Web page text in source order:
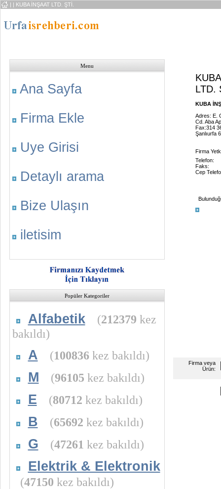
| | KUBA İNŞAAT LTD. ŞTİ.
Menu
Ana Sayfa
Firma Ekle
Uye Girisi
Detaylı arama
Bize Ulaşın
iletisim
Popüler Kategoriler
Alfabetik (212379 kez
bakıldı)
A (100836 kez bakıldı)
M (96105 kez bakıldı)
E (80712 kez bakıldı)
B (65692 kez bakıldı)
G (47261 kez bakıldı)
Elektrik & Elektronik
(47150 kez bakıldı)
LTD.
KUBA
Adres: E.
Cd. Aba
Fax:314
Şanlıurfa
Firma
Telefon:
Faks:
Cep
Firma veya
Ürün: